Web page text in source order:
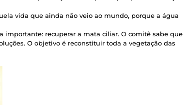
vida que ainda não veio ao mundo, porque a água
importante: recuperar a mata ciliar. O comitê sabe que
O objetivo é reconstituir toda a vegetação das